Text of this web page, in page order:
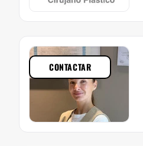
CONTACTAR